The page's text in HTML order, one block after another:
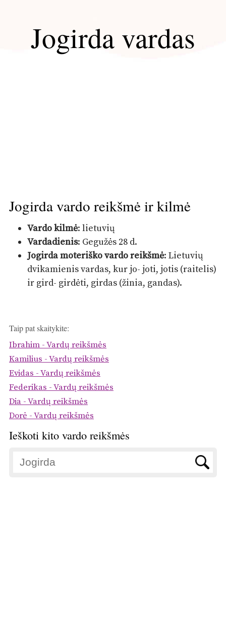
Jogirda vardas
Jogirda vardo reikšmė ir kilmė
Vardo kilmė: lietuvių
Vardadienis: Gegužės 28 d.
Jogirda moteriško vardo reikšmė: Lietuvių
dvikamienis vardas, kur jo- joti, jotis (raitelis)
ir gird- girdėti, girdas (žinia, gandas).
Taip pat skaitykite:
Ibrahim - Vardų reikšmės
Kamilius - Vardų reikšmės
Evidas - Vardų reikšmės
Federikas - Vardų reikšmės
Dia - Vardų reikšmės
Dorė - Vardų reikšmės
Ieškoti kito vardo reikšmės